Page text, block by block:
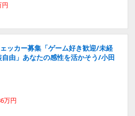
円
ッカー募集「ゲーム好き歓迎/未経
由」あなたの感性を活かそう/小田
万円